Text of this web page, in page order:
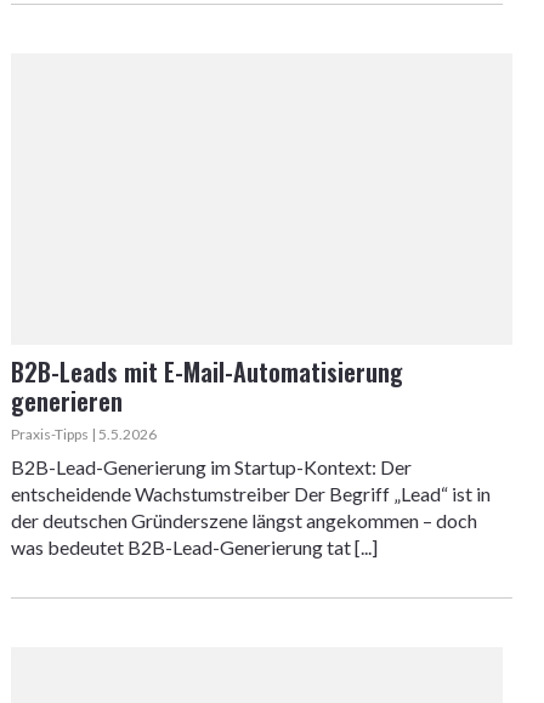
B2B-Leads mit E-Mail-Automatisierung
generieren
Praxis-Tipps | 5.5.2026
B2B-Lead-Generierung im Startup-Kontext: Der
entscheidende Wachstumstreiber Der Begriff „Lead“ ist in
der deutschen Gründerszene längst angekommen – doch
was bedeutet B2B-Lead-Generierung tat [...]